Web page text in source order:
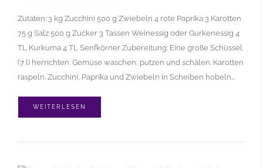
Zutaten: 3 kg Zucchini 500 g Zwiebeln 4 rote Paprika 3 Karotten
75 g Salz 500 g Zucker 3 Tassen Weinessig oder Gurkenessig 4
TL Kurkuma 4 TL Senfkörner Zubereitung: Eine große Schüssel
(7 l) herrichten. Gemüse waschen, putzen und schälen. Karotten
raspeln. Zucchini, Paprika und Zwiebeln in Scheiben hobeln…
WEITERLESEN